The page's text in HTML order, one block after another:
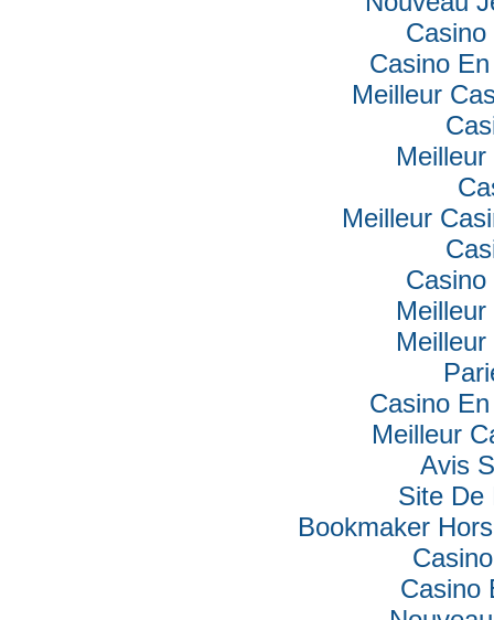
Casino
Meilleur
Meilleur
Casino
Meilleur
Avis
Site De
Bookmaker
Casino